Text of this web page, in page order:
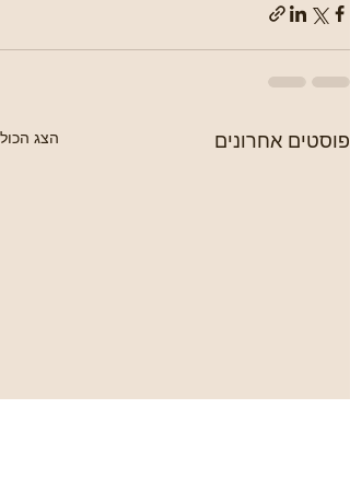
פוסטים אחרונים הצג הכול